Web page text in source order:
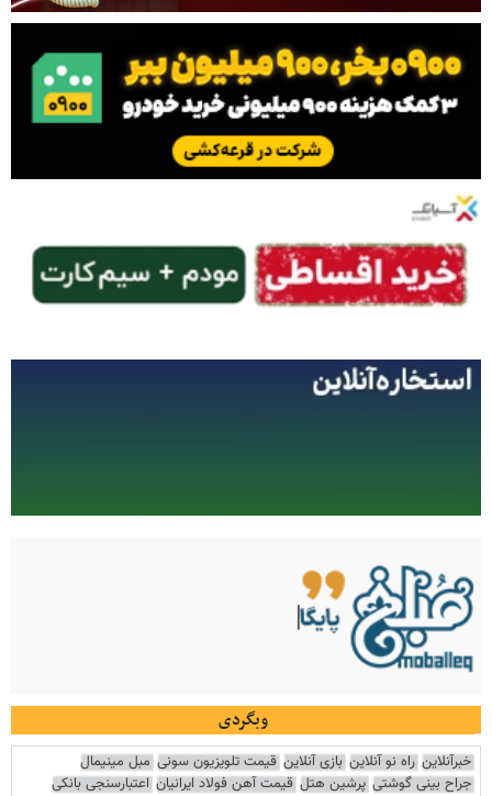
وبگردی
خبرآنلاین راه نو آنلاین بازی آنلاین قیمت تلویزیون سونی مبل مینیمال
جراح بینی گوشتی پرشین هتل قیمت آهن فولاد ایرانیان اعتبارسنجی بانکی